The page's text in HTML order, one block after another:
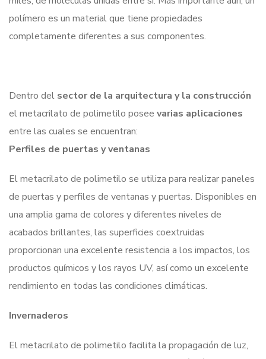
polímero es un material que tiene propiedades
completamente diferentes a sus componentes.
Dentro del sector de la arquitectura y la construcción
el metacrilato de polimetilo posee varias aplicaciones
entre las cuales se encuentran:
Perfiles de puertas y ventanas
El metacrilato de polimetilo se utiliza para realizar paneles
de puertas y perfiles de ventanas y puertas. Disponibles en
una amplia gama de colores y diferentes niveles de
acabados brillantes, las superficies coextruidas
proporcionan una excelente resistencia a los impactos, los
productos químicos y los rayos UV, así como un excelente
rendimiento en todas las condiciones climáticas.
Invernaderos
El metacrilato de polimetilo facilita la propagación de luz,